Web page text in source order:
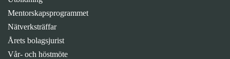
Mentorskapsprogrammet
Nätverksträffar
Årets bolagsjurist
Vår- och höstmöte